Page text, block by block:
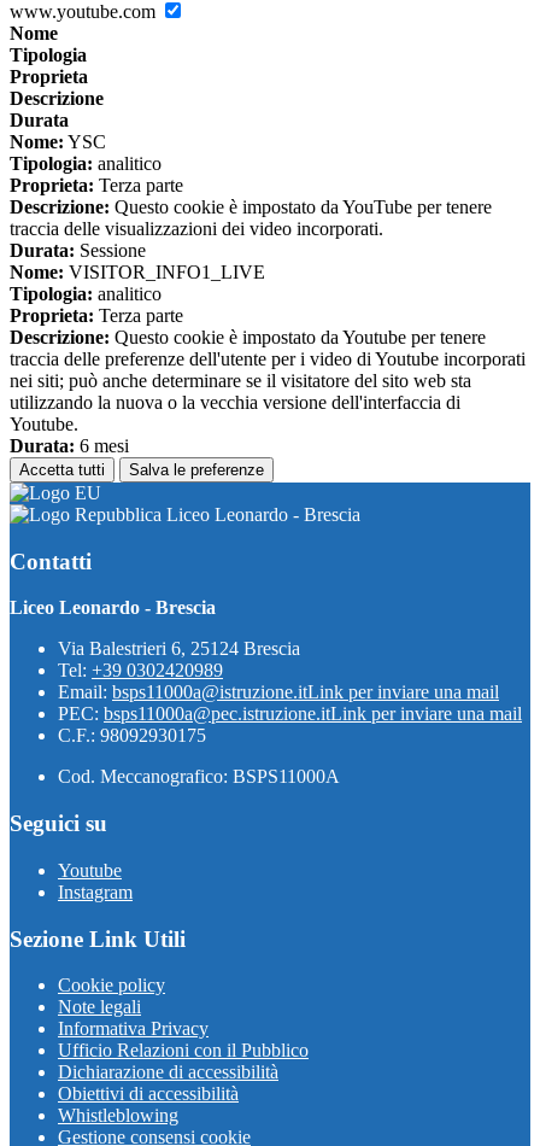
www.youtube.com
Nome
Tipologia
Proprieta
Descrizione
Durata
Nome: YSC
Tipologia: analitico
Proprieta: Terza parte
Descrizione: Questo cookie è impostato da YouTube per tenere
traccia delle visualizzazioni dei video incorporati.
Durata: Sessione
Nome: VISITOR_INFO1_LIVE
Tipologia: analitico
Proprieta: Terza parte
Descrizione: Questo cookie è impostato da Youtube per tenere
traccia delle preferenze dell'utente per i video di Youtube incorporati
nei siti; può anche determinare se il visitatore del sito web sta
utilizzando la nuova o la vecchia versione dell'interfaccia di
Youtube.
Durata: 6 mesi
Accetta tutti Salva le preferenze
Liceo Leonardo - Brescia
Contatti
Liceo Leonardo - Brescia
Via Balestrieri 6, 25124 Brescia
Tel: +39 0302420989
Email: bsps11000a@istruzione.itLink per inviare una mail
PEC: bsps11000a@pec.istruzione.itLink per inviare una mail
C.F.: 98092930175
Cod. Meccanografico: BSPS11000A
Seguici su
Youtube
Instagram
Sezione Link Utili
Cookie policy
Note legali
Informativa Privacy
Ufficio Relazioni con il Pubblico
Dichiarazione di accessibilità
Obiettivi di accessibilità
Whistleblowing
Gestione consensi cookie